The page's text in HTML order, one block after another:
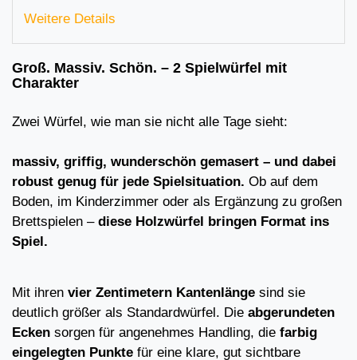
Weitere Details
Groß. Massiv. Schön. – 2 Spielwürfel mit
Charakter
Zwei Würfel, wie man sie nicht alle Tage sieht:
massiv, griffig, wunderschön gemasert – und dabei
robust genug für jede Spielsituation. Ob auf dem
Boden, im Kinderzimmer oder als Ergänzung zu großen
Brettspielen – diese Holzwürfel bringen Format ins
Spiel.
Mit ihren vier Zentimetern Kantenlänge sind sie
deutlich größer als Standardwürfel. Die abgerundeten
Ecken sorgen für angenehmes Handling, die farbig
eingelegten Punkte für eine klare, gut sichtbare